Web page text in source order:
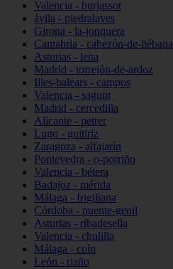
Valencia - burjassot
ávila - piedralaves
Girona - la-jonquera
Cantabria - cabezón-de-liébana
Asturias - lena
Madrid - torrejón-de-ardoz
Illes-balears - campos
Valencia - sagunt
Madrid - cercedilla
Alicante - petrer
Lugo - guitiriz
Zaragoza - alfajarín
Pontevedra - o-porriño
Valencia - bétera
Badajoz - mérida
Málaga - frigiliana
Córdoba - puente-genil
Asturias - ribadesella
Valencia - chulilla
Málaga - coín
León - riaño